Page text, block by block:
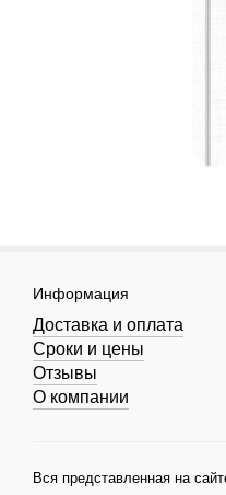
Информация
Доставка и оплата
Сроки и цены
Отзывы
О компании
Вся представленная на